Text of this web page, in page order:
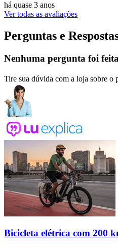
há quase 3 anos
Ver todas as avaliações
Perguntas e
Nenhuma pergunta foi
Tire sua dúvida com a loja sobre o
Bicicleta elétrica com 200